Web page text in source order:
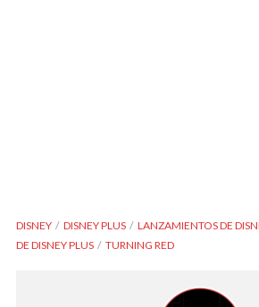
DISNEY DISNEY PLUS LANZAMIENTOS DE
DE DISNEY PLUS
TURNING RED